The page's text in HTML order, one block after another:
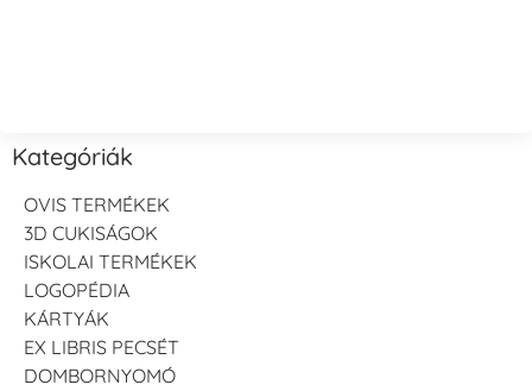
Kategóriák
OVIS TERMÉKEK
3D CUKISÁGOK
ISKOLAI TERMÉKEK
LOGOPÉDIA
KÁRTYÁK
EX LIBRIS PECSÉT
DOMBORNYOMÓ